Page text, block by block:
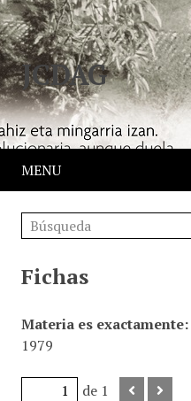
JCDAG
MENU
Fichas
Materia es exactamente
1979
de 1